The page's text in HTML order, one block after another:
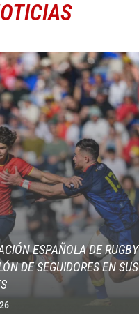
ESPAÑOLA DE RUGBY
DE SEGUIDORES EN SUS